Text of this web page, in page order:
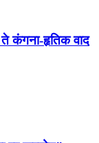
कंगना-हृतिक वाद